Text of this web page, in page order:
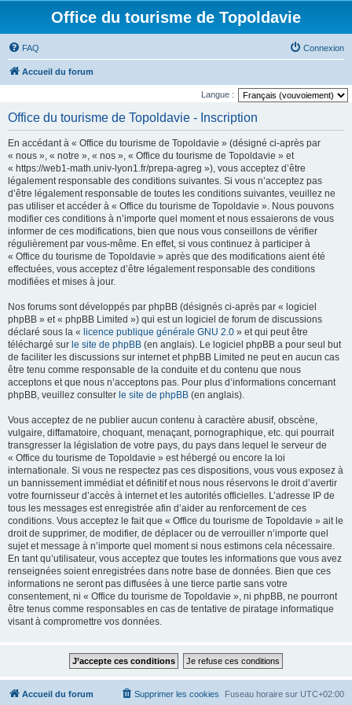
Office du tourisme de Topoldavie
FAQ Connexion
Accueil du forum
Langue :
Office du tourisme de Topoldavie - Inscription
En accédant à « Office du tourisme de Topoldavie » (désigné ci-après par
« nous », « notre », « nos », « Office du tourisme de Topoldavie » et
« https://web1-math.univ-lyon1.fr/prepa-agreg »), vous acceptez d’être
légalement responsable des conditions suivantes. Si vous n’acceptez pas
d’être légalement responsable de toutes les conditions suivantes, veuillez ne
pas utiliser et accéder à « Office du tourisme de Topoldavie ». Nous pouvons
modifier ces conditions à n’importe quel moment et nous essaierons de vous
informer de ces modifications, bien que nous vous conseillons de vérifier
régulièrement par vous-même. En effet, si vous continuez à participer à
« Office du tourisme de Topoldavie » après que des modifications aient été
effectuées, vous acceptez d’être légalement responsable des conditions
modifiées et mises à jour.
Nos forums sont développés par phpBB (désignés ci-après par « logiciel
phpBB » et « phpBB Limited ») qui est un logiciel de forum de discussions
déclaré sous la « licence publique générale GNU 2.0 » et qui peut être
téléchargé sur le site de phpBB (en anglais). Le logiciel phpBB a pour seul but
de faciliter les discussions sur internet et phpBB Limited ne peut en aucun cas
être tenu comme responsable de la conduite et du contenu que nous
acceptons et que nous n’acceptons pas. Pour plus d’informations concernant
phpBB, veuillez consulter le site de phpBB (en anglais).
Vous acceptez de ne publier aucun contenu à caractère abusif, obscène,
vulgaire, diffamatoire, choquant, menaçant, pornographique, etc. qui pourrait
transgresser la législation de votre pays, du pays dans lequel le serveur de
« Office du tourisme de Topoldavie » est hébergé ou encore la loi
internationale. Si vous ne respectez pas ces dispositions, vous vous exposez à
un bannissement immédiat et définitif et nous nous réservons le droit d’avertir
votre fournisseur d’accès à internet et les autorités officielles. L’adresse IP de
tous les messages est enregistrée afin d’aider au renforcement de ces
conditions. Vous acceptez le fait que « Office du tourisme de Topoldavie » ait le
droit de supprimer, de modifier, de déplacer ou de verrouiller n’importe quel
sujet et message à n’importe quel moment si nous estimons cela nécessaire.
En tant qu’utilisateur, vous acceptez que toutes les informations que vous avez
renseignées soient enregistrées dans notre base de données. Bien que ces
informations ne seront pas diffusées à une tierce partie sans votre
consentement, ni « Office du tourisme de Topoldavie », ni phpBB, ne pourront
être tenus comme responsables en cas de tentative de piratage informatique
visant à compromettre vos données.
Accueil du forum Fuseau horaire sur UTC+02:00
Supprimer les cookies